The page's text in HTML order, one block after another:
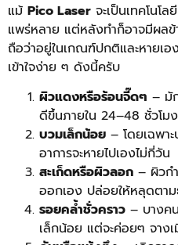
แม้ Pico Laser จะเป็นเทคโนโ
แพร่หลาย แต่หลังทำก็อาจมีผล
ถือว่าอยู่ในเกณฑ์ปกติและหายเ
เข้าใจง่าย ๆ ดังนี้ครับ
ผิวแดงหรือร้อนจี๊ดๆ – มั
ดีขึ้นภายใน 24–48 ชั่วโมง
บวมเล็กน้อย – โดยเฉพา
อาการจะหายไปเองไม่กี่วัน
สะเก็ดหรือผิวลอก – ผิวก
ออกเอง ปล่อยให้หลุดตาม
รอยคล้ำชั่วคราว – บางค
เล็กน้อย แต่จะค่อยๆ จาง